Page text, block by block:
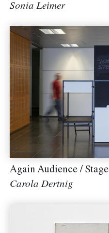
Sonia Leimer
Again Audience / Stage
Carola Dertnig